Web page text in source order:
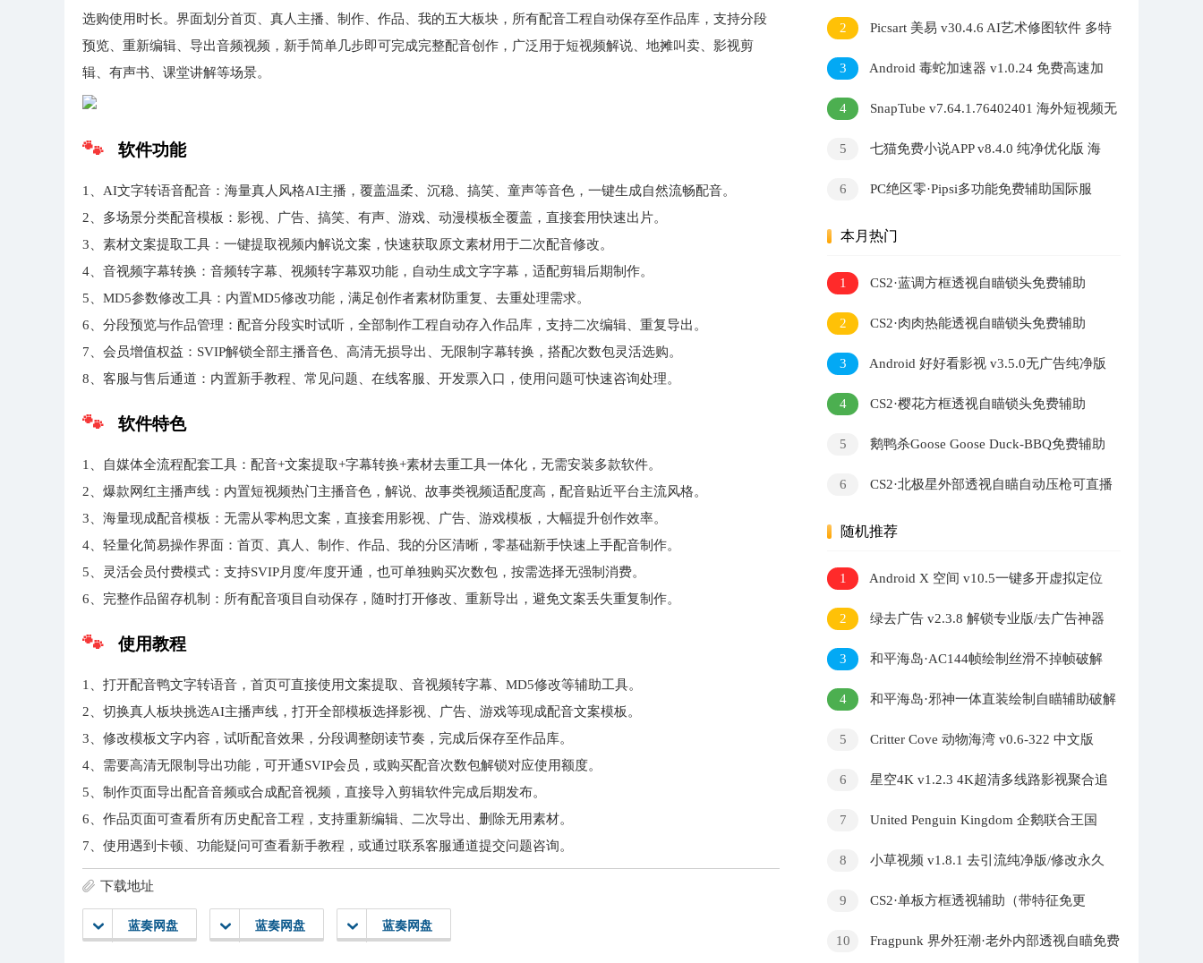
选购使用时长。界面划分首页、真人主播、制作、作品、我的五大板块，所有配音工程自动保存至作品库，支持分段
预览、重新编辑、导出音频视频，新手简单几步即可完成完整配音创作，广泛用于短视频解说、地摊叫卖、影视剪
辑、有声书、课堂讲解等场景。
软件功能
1、AI文字转语音配音：海量真人风格AI主播，覆盖温柔、沉稳、搞笑、童声等音色，一键生成自然流畅配音。
2、多场景分类配音模板：影视、广告、搞笑、有声、游戏、动漫模板全覆盖，直接套用快速出片。
3、素材文案提取工具：一键提取视频内解说文案，快速获取原文素材用于二次配音修改。
4、音视频字幕转换：音频转字幕、视频转字幕双功能，自动生成文字字幕，适配剪辑后期制作。
5、MD5参数修改工具：内置MD5修改功能，满足创作者素材防重复、去重处理需求。
6、分段预览与作品管理：配音分段实时试听，全部制作工程自动存入作品库，支持二次编辑、重复导出。
7、会员增值权益：SVIP解锁全部主播音色、高清无损导出、无限制字幕转换，搭配次数包灵活选购。
8、客服与售后通道：内置新手教程、常见问题、在线客服、开发票入口，使用问题可快速咨询处理。
软件特色
1、自媒体全流程配套工具：配音+文案提取+字幕转换+素材去重工具一体化，无需安装多款软件。
2、爆款网红主播声线：内置短视频热门主播音色，解说、故事类视频适配度高，配音贴近平台主流风格。
3、海量现成配音模板：无需从零构思文案，直接套用影视、广告、游戏模板，大幅提升创作效率。
4、轻量化简易操作界面：首页、真人、制作、作品、我的分区清晰，零基础新手快速上手配音制作。
5、灵活会员付费模式：支持SVIP月度/年度开通，也可单独购买次数包，按需选择无强制消费。
6、完整作品留存机制：所有配音项目自动保存，随时打开修改、重新导出，避免文案丢失重复制作。
使用教程
1、打开配音鸭文字转语音，首页可直接使用文案提取、音视频转字幕、MD5修改等辅助工具。
2、切换真人板块挑选AI主播声线，打开全部模板选择影视、广告、游戏等现成配音文案模板。
3、修改模板文字内容，试听配音效果，分段调整朗读节奏，完成后保存至作品库。
4、需要高清无限制导出功能，可开通SVIP会员，或购买配音次数包解锁对应使用额度。
5、制作页面导出配音音频或合成配音视频，直接导入剪辑软件完成后期发布。
6、作品页面可查看所有历史配音工程，支持重新编辑、二次导出、删除无用素材。
7、使用遇到卡顿、功能疑问可查看新手教程，或通过联系客服通道提交问题咨询。
下载地址
蓝奏网盘 蓝奏网盘 蓝奏网盘
播 v2.7.3
2
Picsart 美易 v30.4.6 AI艺术修图软件 多特
效照片编辑工具
3
Android 毒蛇加速器 v1.0.24 免费高速加
速器
4
SnapTube v7.64.1.76402401 海外短视频无
5
七猫免费小说APP v8.4.0 纯净优化版 海
6
PC绝区零·Pipsi多功能免费辅助国际服
本月热门
1 CS2·蓝调方框透视自瞄锁头免费辅助
2 CS2·肉肉热能透视自瞄锁头免费辅助
3 Android 好好看影视 v3.5.0无广告纯净版
4 CS2·樱花方框透视自瞄锁头免费辅助
5
鹅鸭杀Goose Goose Duck-BBQ免费辅助
6
CS2·北极星外部透视自瞄自动压枪可直播
随机推荐
1
Android X 空间 v10.5一键多开虚拟定位
打卡工具
2
绿去广告 v2.3.8 解锁专业版/去广告神器
3
和平海岛·AC144帧绘制丝滑不掉帧破解
版 v1.5
4
和平海岛·邪神一体直装绘制自瞄辅助破解
5
Critter Cove 动物海湾 v0.6-322 中文版
6
星空4K v1.2.3 4K超清多线路影视聚合追
7
United Penguin Kingdom 企鹅联合王国
8
小草视频 v1.8.1 去引流纯净版/修改永久
9
CS2·单板方框透视辅助（带特征免更
10
Fragpunk 界外狂潮·老外内部透视自瞄免费